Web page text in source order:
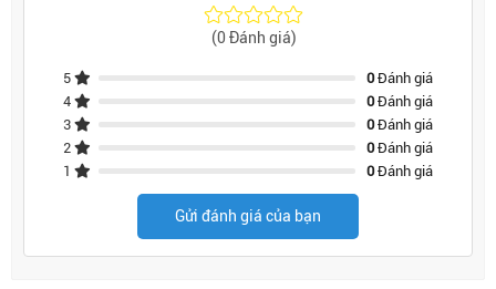
(0 Đánh giá)
5 0Đánh giá
4
0Đánh giá
3
0Đánh giá
2
0Đánh giá
1
0Đánh giá
Gửi đánh giá của bạn